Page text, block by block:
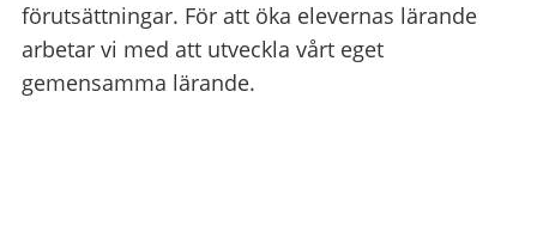
förutsättningar. För att öka elevernas lärande
arbetar vi med att utveckla vårt eget
gemensamma lärande.